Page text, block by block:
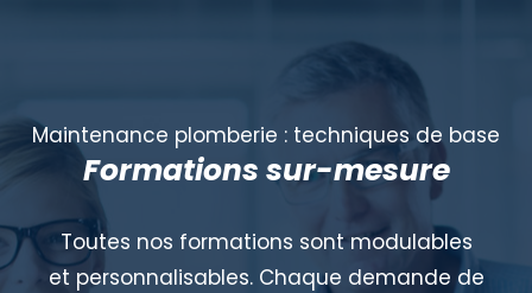
Maintenance plomberie : techniques de base
Formations sur-mesure
Toutes nos formations sont modulables
et personnalisables. Chaque demande de